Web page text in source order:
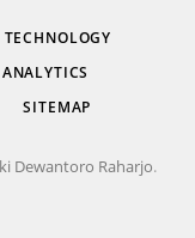
SITEMAP
Dewantoro Raharjo.